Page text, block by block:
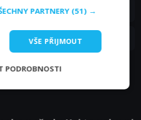
24. 05. 2021
S01E08
další epizody
PARTNERY (51) →
VŠE PŘIJMOUT
PODROBNOSTI